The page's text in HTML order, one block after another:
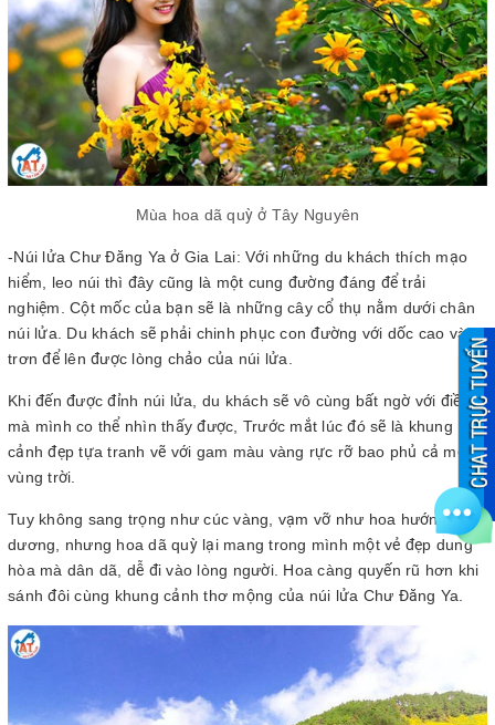
Mùa hoa dã quỳ ở Tây Nguyên
-Núi lửa Chư Đăng Ya ở Gia Lai: Với những du khách thích mạo
hiểm, leo núi thì đây cũng là một cung đường đáng để trải
nghiệm. Cột mốc của bạn sẽ là những cây cổ thụ nằm dưới chân
núi lửa. Du khách sẽ phải chinh phục con đường với dốc cao và
trơn để lên được lòng chảo của núi lửa.
Khi đến được đỉnh núi lửa, du khách sẽ vô cùng bất ngờ với điều
mà mình co thể nhìn thấy được, Trước mắt lúc đó sẽ là khung
cảnh đẹp tựa tranh vẽ với gam màu vàng rực rỡ bao phủ cả một
vùng trời.
Tuy không sang trọng như cúc vàng, vạm vỡ như hoa hướng
dương, nhưng hoa dã quỳ lại mang trong mình một vẻ đẹp dung
hòa mà dân dã, dễ đi vào lòng người. Hoa càng quyến rũ hơn khi
sánh đôi cùng khung cảnh thơ mộng của núi lửa Chư Đăng Ya.